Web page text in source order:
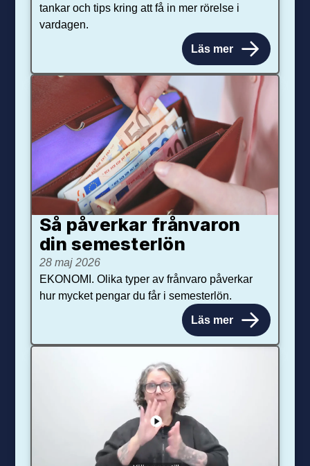
tankar och tips kring att få in mer rörelse i
vardagen.
Läs mer
Så påverkar från­varon
din semester­lön
28 maj 2026
EKONOMI. Olika typer av frånvaro påverkar
hur mycket pengar du får i semesterlön.
Läs mer